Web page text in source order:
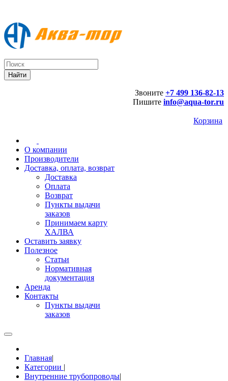
Звоните +7 499 136-82-13
Пишите info@aqua-tor.ru
Корзина
О компании
Производители
Доставка, оплата, возврат
Доставка
Оплата
Возврат
Пункты выдачи
заказов
Принимаем карту
ХАЛВА
Оставить заявку
Полезное
Статьи
Нормативная
документация
Аренда
Контакты
Пункты выдачи
заказов
Главная|
Категории |
Внутренние трубопроводы|